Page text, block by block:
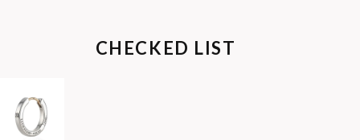
CHECKED LIST